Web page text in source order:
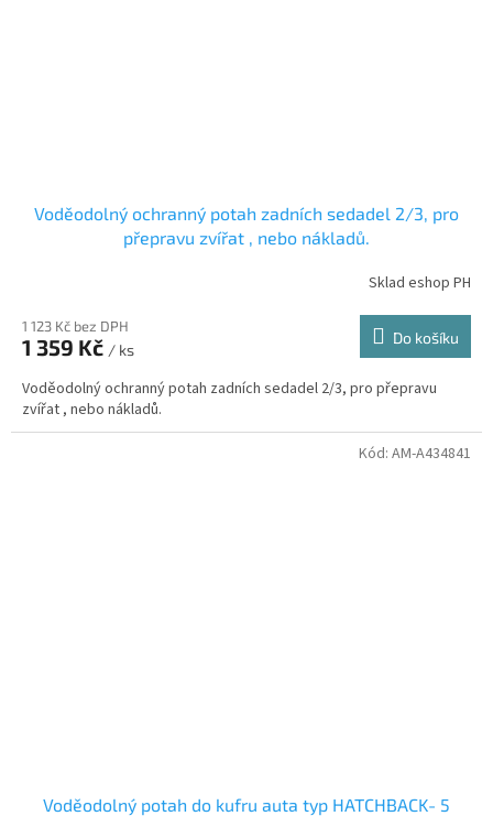
Voděodolný ochranný potah zadních sedadel 2/3, pro
přepravu zvířat , nebo nákladů.
Sklad eshop PH
1 123 Kč bez DPH
1 359 Kč / ks
Do košíku
Voděodolný ochranný potah zadních sedadel 2/3, pro přepravu
zvířat , nebo nákladů.
Voděodolný potah do kufru auta typ HATCHBACK- 5
Kód: AM-A434841